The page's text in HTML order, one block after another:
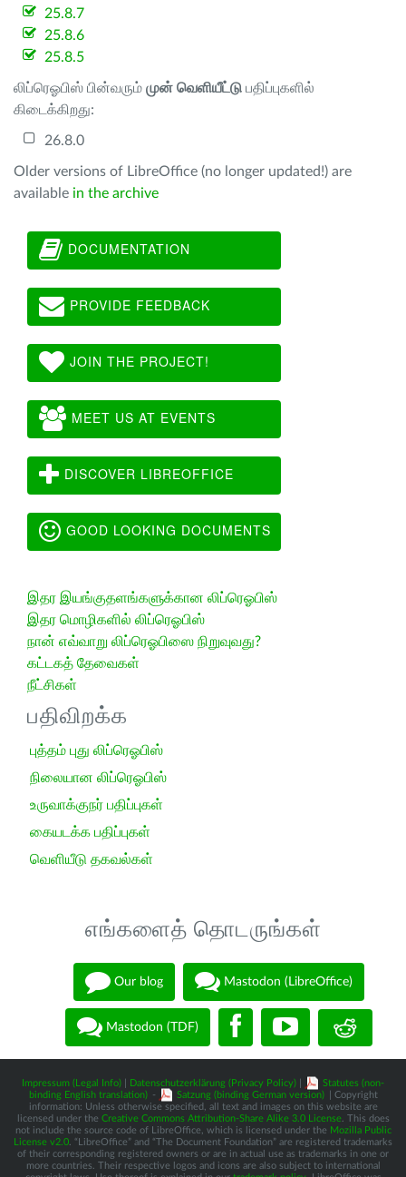
25.8.7
25.8.6
25.8.5
லிப்ரெஓபிஸ் பின்வரும் முன் வெளியீட்டு பதிப்புகளில்
கிடைக்கிறது:
26.8.0
Older versions of LibreOffice (no longer updated!) are
available in the archive
DOCUMENTATION
PROVIDE FEEDBACK
JOIN THE PROJECT!
MEET US AT EVENTS
DISCOVER LIBREOFFICE
GOOD LOOKING DOCUMENTS
இதர இயங்குதளங்களுக்கான லிப்ரெஓபிஸ்
இதர மொழிகளில் லிப்ரெஓபிஸ்
நான் எவ்வாறு லிப்ரெஓபிஸை நிறுவுவது?
கட்டகத் தேவைகள்
நீட்சிகள்
பதிவிறக்க
புத்தம் புது லிப்ரெஓபிஸ்
நிலையான லிப்ரெஓபிஸ்
உருவாக்குநர் பதிப்புகள்
கையடக்க பதிப்புகள்
வெளியீடு தகவல்கள்
எங்களைத் தொடருங்கள்
Our blog Mastodon (LibreOffice)
Mastodon (TDF)
Impressum (Legal Info) Datenschutzerklärung (Privacy Policy)
Statutes (non-
binding English translation) - Satzung (binding German version)
| Copyright
information: Unless otherwise specified, all text and images on this website are
licensed under the Creative Commons Attribution-Share Alike 3.0 License. This does
not include the source code of LibreOffice, which is licensed under the Mozilla Public
License v2.0 . “LibreOffice” and “The Document Foundation” are registered trademarks
of their corresponding registered owners or are in actual use as trademarks in one or
more countries. Their respective logos and icons are also subject to international